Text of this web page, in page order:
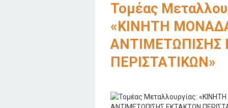
Τομέας
«ΚΙΝΗΤΗ
ΑΝΤΙΜΕΤΩΠΙΣΗΣ
ΠΕΡΙΣΤΑΤΙΚΩΝ»